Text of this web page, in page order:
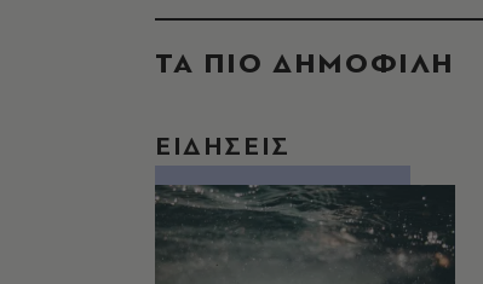
ΤΑ ΠΙΟ ΔΗΜΟΦΙΛΗ
ΕΙΔΗΣΕΙΣ